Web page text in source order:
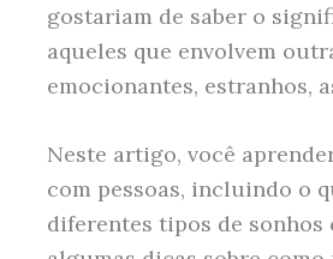
gostariam de saber o
aqueles que envolvem
emocionantes, estranhos,
Neste artigo, você
com pessoas, incluindo o
diferentes tipos de sonhos